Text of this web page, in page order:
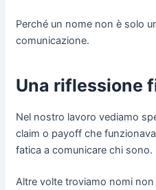
Perché un nome non è solo
comunicazione.
Una riflessione
Nel nostro lavoro vediamo
claim o payoff che
fatica a comunicare chi sono.
Altre volte troviamo nomi